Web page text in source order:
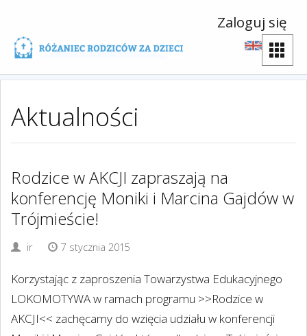
Zaloguj się
Aktualności
Rodzice w AKCJI zapraszają na
konferencję Moniki i Marcina Gajdów w
Trójmieście!
ir 7 stycznia 2015
Korzystając z zaproszenia Towarzystwa Edukacyjnego
LOKOMOTYWA w ramach programu >>Rodzice w
AKCJI<< zachęcamy do wzięcia udziału w konferencji